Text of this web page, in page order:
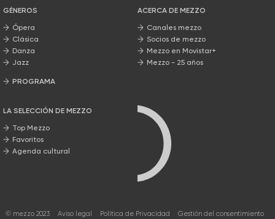
GÉNEROS
Ópera
Clásica
Danza
Jazz
PROGRAMA
LA SELECCIÓN DE MEZZO
Top Mezzo
Favoritos
Agenda cultural
ACERCA DE MEZZO
Canales mezzo
Socios de mezzo
Mezzo en Movistar+
Mezzo - 25 años
© mezzo 2023 Aviso legal Política de Privacidad Gestión del consentimiento